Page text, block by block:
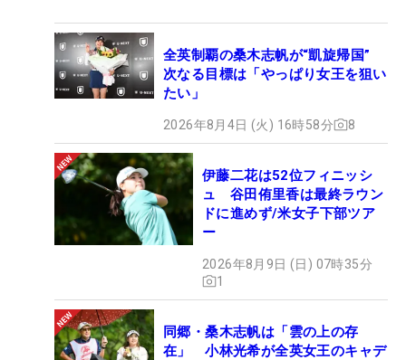
全英制覇の桑木志帆が“凱旋帰国”
次なる目標は「やっぱり女王を狙い
たい」
2026年8月4日 (火) 16時58分 8
伊藤二花は52位フィニッシ
ュ 谷田侑里香は最終ラウン
ドに進めず/米女子下部ツア
ー
2026年8月9日 (日) 07時35分
1
同郷・桑木志帆は「雲の上の存
在」 小林光希が全英女王のキャデ